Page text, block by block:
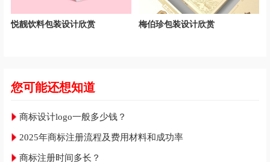
悦靓饮料包装设计欣赏 梅伯珍包装设计欣赏
您可能还想知道
商标设计logo一般多少钱？
2025年商标注册流程及费用材料和成功率
商标注册时间多长？